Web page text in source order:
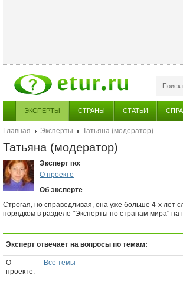
Поиск
ЭКСПЕРТЫ СТРАНЫ СТАТЬИ
Главная Эксперты Татьяна (модератор)
Татьяна (модератор)
Эксперт по:
О проекте
Об эксперте
Строгая, но справедливая, она уже больше 4-х лет
порядком в разделе "Эксперты по странам мира" на
Эксперт отвечает на вопросы по темам:
О
проекте:
Все темы